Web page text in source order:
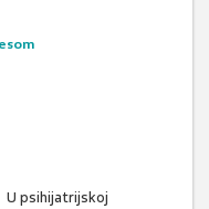
U psihijatrijskoj